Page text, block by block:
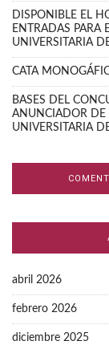
DISPONIBLE EL
ENTRADAS PARA
UNIVERSITARIA
CATA
BASES DEL
ANUNCIADOR DE
UNIVERSITARIA
abril 2026
febrero 2026
diciembre 2025